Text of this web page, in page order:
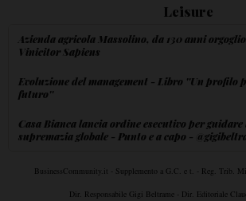
Leisure
Azienda agricola Massolino, da 130 anni
Vinicitor Sapiens
Evoluzione del management - Libro ''Un profilo
futuro''
Casa Bianca lancia ordine esecutivo per guidare
supremazia globale - Punto e a capo -
BusinessCommunity.it - Supplemento a G.C. e t. - Reg. Trib.
Dir. Responsabile Gigi Beltrame - Dir. Editoriale